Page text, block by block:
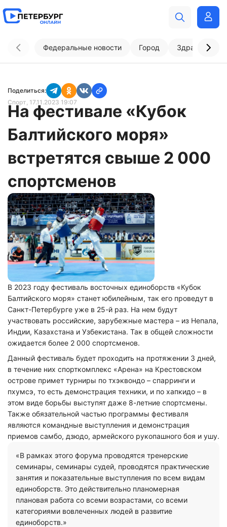
Федеральные новости Город
Поделиться:
Спорт, 17.11.2023 19:07
На фестивале «Кубок
Балтийского моря»
встретятся свыше 2 000
спортсменов
В 2023 году фестиваль восточных единоборств «Кубок
Балтийского моря» станет юбилейным, так его проведут в
Санкт-Петербурге уже в 25-й раз. На нем будут
участвовать российские, зарубежные мастера – из Непала,
Индии, Казахстана и Узбекистана. Так в общей сложности
ожидается более 2 000 спортсменов.
Данный фестиваль будет проходить на протяжении 3 дней,
в течение них спорткомплекс «Арена» на Крестовском
острове примет турниры по тхэквондо – спарринги и
пхумсэ, то есть демонстрация техники, и по хапкидо – в
этом виде борьбы выступят даже 8-летние спортсмены.
Также обязательной частью программы фестиваля
являются командные выступления и демонстрация
приемов самбо, дзюдо, армейского рукопашного боя и ушу.
«В рамках этого форума проводятся тренерские
семинары, семинары судей, проводятся практические
занятия и показательные выступления по всем видам
единоборств. Это действительно планомерная
плановая работа со всеми возрастами, со всеми
категориями вовлеченных людей в развитие
единоборств.»